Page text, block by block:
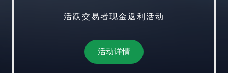
活跃交易者现金返利活动
活动详情